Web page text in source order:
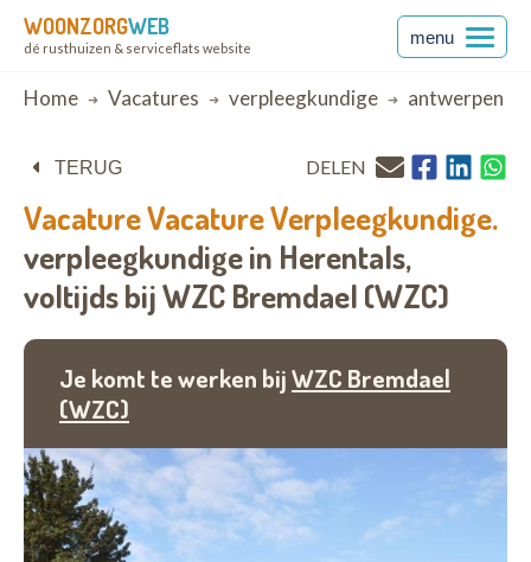
WOONZORGWEB
dé rusthuizen & serviceflats website
menu
Breadcrumb
Home Vacatures verpleegkundige antwerpen
TERUG DELEN
VacatureVacature Verpleegkundige.
verpleegkundige in Herentals,
voltijds bijWZC Bremdael (WZC)
Je komt te werken bijWZC Bremdael
(WZC)